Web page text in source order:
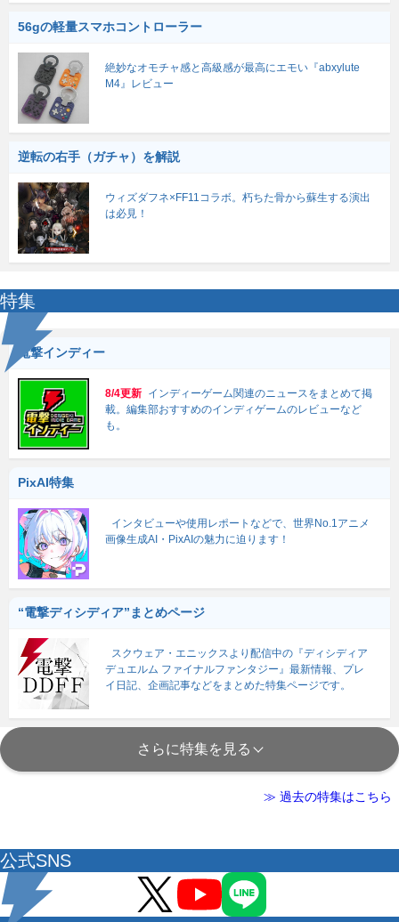
56gの軽量スマホコントローラー
絶妙なオモチャ感と高級感が最高にエモい『abxylute
M4』レビュー
逆転の右手（ガチャ）を解説
ウィズダフネ×FF11コラボ。朽ちた骨から蘇生する演出
は必見！
特集
電撃インディー
8/4更新 インディーゲーム関連のニュースをまとめて掲
載。編集部おすすめのインディゲームのレビューなど
も。
PixAI特集
インタビューや使用レポートなどで、世界No.1アニメ
画像生成AI・PixAIの魅力に迫ります！
“電撃ディシディア”まとめページ
スクウェア・エニックスより配信中の『ディシディア
デュエルム ファイナルファンタジー』最新情報、プレ
イ日記、企画記事などをまとめた特集ページです。
さらに特集を見る
≫ 過去の特集はこちら
公式SNS